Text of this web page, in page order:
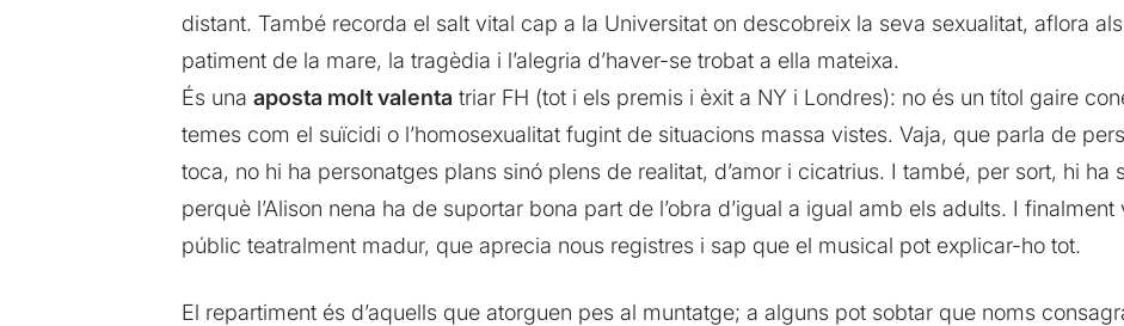
distant. També recorda el salt vital cap a la Universitat on descobreix la seva sexualitat, aflora
patiment de la mare, la tragèdia i l’alegria d’haver-se trobat a ella mateixa.
És una aposta molt valenta triar FH (tot i els premis i èxit a NY i Londres): no és un títol gaire
temes com el suïcidi o l’homosexualitat fugint de situacions massa vistes. Vaja, que parla de
toca, no hi ha personatges plans sinó plens de realitat, d’amor i cicatrius. I també, per sort, hi ha
perquè l’Alison nena ha de suportar bona part de l’obra d’igual a igual amb els adults. I
públic teatralment madur, que aprecia nous registres i sap que el musical pot explicar-ho tot.
El repartiment és d’aquells que atorguen pes al muntatge; a alguns pot sobtar que noms